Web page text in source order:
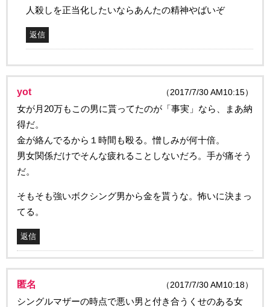
人殺しを正当化したいならあんたの精神やばいぞ
返信
yot （2017/7/30 AM10:15）
女が月20万もこの男に貰ってたのが「事実」なら、まあ納
得だ。
金が絡んでるから１時間も殴る。憎しみが何十倍。
男女関係だけでそんな疲れることしないだろ。手が痛そう
だ。
そもそも強いボクシング男から金を貰うな。怖いに決まっ
てる。
返信
匿名 （2017/7/30 AM10:18）
シングルマザーの時点で悪い男と付き合うくせのある女